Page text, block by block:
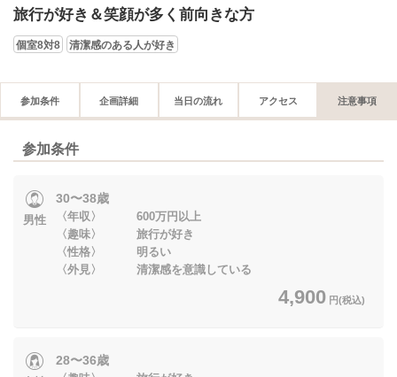
旅行が好き＆笑顔が多く前向きな方
個室8対8 清潔感のある人が好き
参加条件 企画詳細 当日の流れ アクセス 注意事項
参加条件
男性
30〜38歳
〈年収〉 600万円以上
〈趣味〉 旅行が好き
〈性格〉 明るい
〈外見〉 清潔感を意識している
4,900 円(税込)
28〜36歳